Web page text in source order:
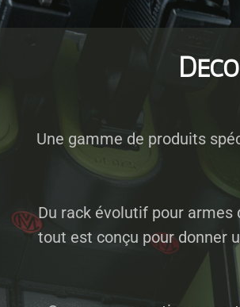
Une gamme de produits
Du rack évolutif pour
tout est conçu pour donner